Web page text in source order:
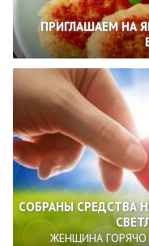
ПРИГЛАШАЕМ НА
СОБРАНЫ СРЕДСТВА
ЖЕНЩИНА